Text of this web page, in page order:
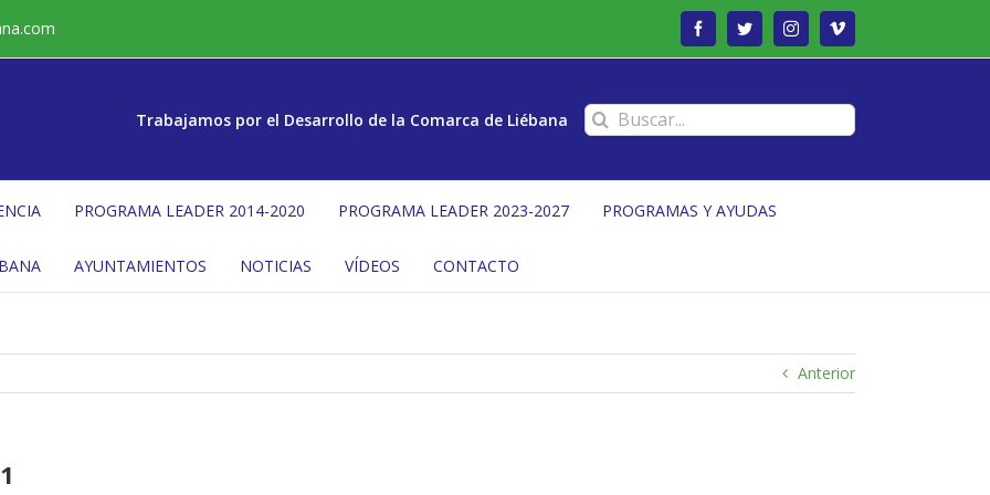
FacebookTwitterInstagramVimeo
Trabajamos por el Desarrollo de la Comarca de Liébana Buscar:
PROGRAMA LEADER 2014-2020 PROGRAMA LEADER 2023-2027 PROGRAMAS Y AYUDAS
AYUNTAMIENTOS NOTICIAS VÍDEOS CONTACTO
Anterior